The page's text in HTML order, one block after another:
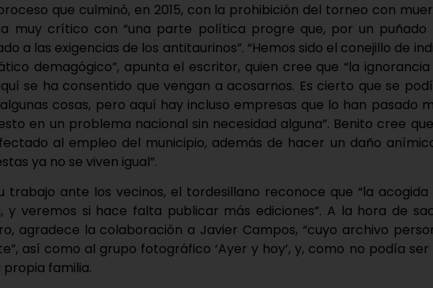
que culminó, en 2015, con la prohibición del torneo con
muy crítico con “una parte política progre que, por un puñado
a las exigencias de los antitaurinos”. “Hemos sido el conejillo de
demagógico”, apunta el escritor, quien cree que “la ignorancia
se ha consentido que vengan a acosarnos. Es cierto que se
cosas, pero aquí hay incluso empresas que lo han pasado
en un problema nacional sin necesidad alguna”. Benito cree
al empleo del municipio, además de hacer un daño
ya no se viven igual”.
trabajo ante los vecinos, el tordesillano reconoce que “la acogida
y veremos si hace falta publicar más ediciones”. A la hora de
agradece la colaboración a Javier Campos, “cuyo archivo
así como al grupo fotográfico ‘Ayer y hoy’, y, como no podía ser
familia.